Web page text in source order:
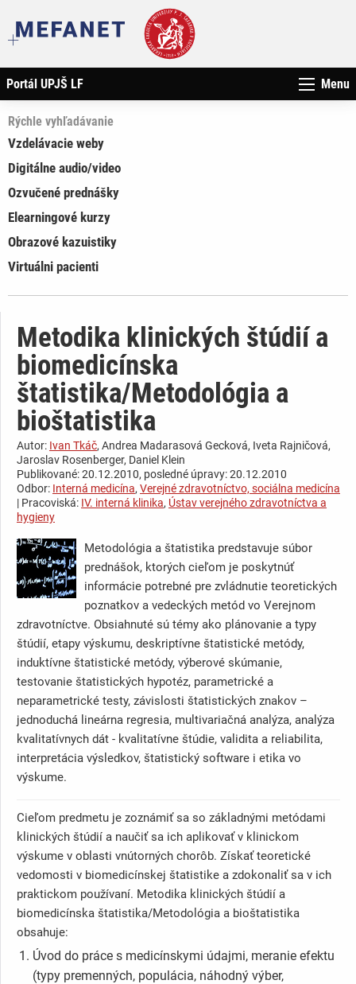
Portál UPJŠ LF Menu
Rýchle vyhľadávanie
Vzdelávacie weby
Digitálne audio/video
Ozvučené prednášky
Elearningové kurzy
Obrazové kazuistiky
Virtuálni pacienti
Metodika klinických štúdií a
biomedicínska
štatistika/Metodológia a
bioštatistika
Autor: Ivan Tkáč, Andrea Madarasová Gecková, Iveta Rajničová,
Jaroslav Rosenberger, Daniel Klein
Publikované: 20.12.2010, posledné úpravy: 20.12.2010
Odbor: Interná medicína, Verejné zdravotníctvo, sociálna medicína
| Pracoviská: IV. interná klinika, Ústav verejného zdravotníctva a
hygieny
Metodológia a štatistika predstavuje súbor
prednášok, ktorých cieľom je poskytnúť
informácie potrebné pre zvládnutie teoretických
poznatkov a vedeckých metód vo Verejnom
zdravotníctve. Obsiahnuté sú témy ako plánovanie a typy
štúdií, etapy výskumu, deskriptívne štatistické metódy,
induktívne štatistické metódy, výberové skúmanie,
testovanie štatistických hypotéz, parametrické a
neparametrické testy, závislosti štatistických znakov –
jednoduchá lineárna regresia, multivariačná analýza, analýza
kvalitatívnych dát - kvalitatívne štúdie, validita a reliabilita,
interpretácia výsledkov, štatistický software i etika vo
výskume.
Cieľom predmetu je zoznámiť sa so základnými metódami
klinických štúdií a naučiť sa ich aplikovať v klinickom
výskume v oblasti vnútorných chorôb. Získať teoretické
vedomosti v biomedicínskej štatistike a zdokonaliť sa v ich
praktickom používaní. Metodika klinických štúdií a
biomedicínska štatistika/Metodológia a bioštatistika
obsahuje:
Úvod do práce s medicínskymi údajmi, meranie efektu
(typy premenných, populácia, náhodný výber,